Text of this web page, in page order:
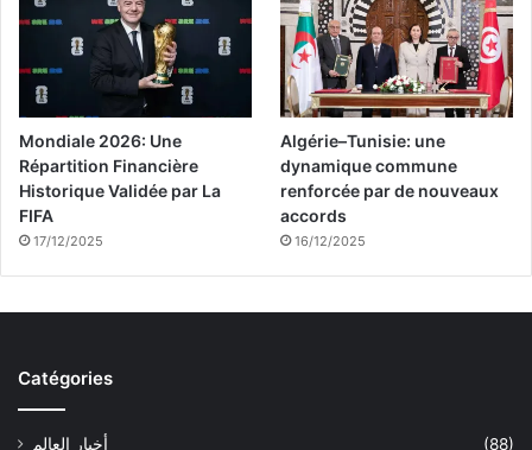
Mondiale 2026: Une
Répartition Financière
Historique Validée par La
FIFA
17/12/2025
Algérie–Tunisie: une
dynamique commune
renforcée par de nouveaux
accords
16/12/2025
Catégories
أخبار العالم
(88)